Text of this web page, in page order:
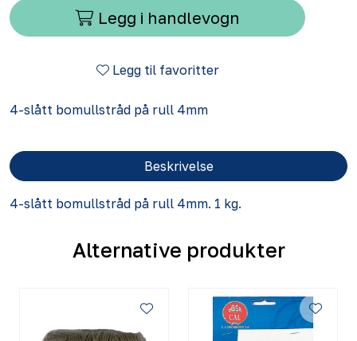
Legg i handlevogn
Legg til favoritter
4-slått bomullstråd på rull 4mm
Beskrivelse
4-slått bomullstråd på rull 4mm. 1 kg.
Alternative produkter